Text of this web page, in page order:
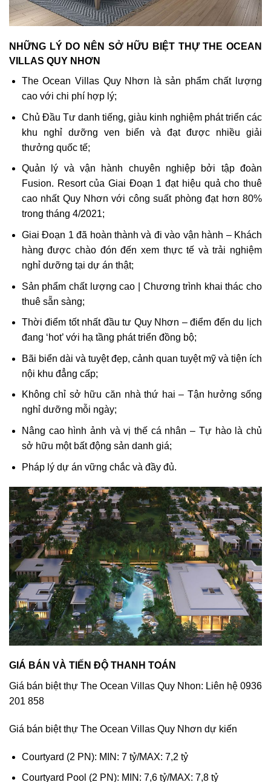
NHỮNG LÝ DO NÊN SỞ HỮU BIỆT THỰ THE OCEAN
VILLAS QUY NHƠN
The Ocean Villas Quy Nhơn là sản phẩm chất lượng
cao với chi phí hợp lý;
Chủ Đầu Tư danh tiếng, giàu kinh nghiệm phát triển các
khu nghỉ dưỡng ven biển và đạt được nhiều giải
thưởng quốc tế;
Quản lý và vận hành chuyên nghiệp bởi tập đoàn
Fusion. Resort của Giai Đoạn 1 đạt hiệu quả cho thuê
cao nhất Quy Nhơn với công suất phòng đạt hơn 80%
trong tháng 4/2021;
Giai Đoạn 1 đã hoàn thành và đi vào vận hành – Khách
hàng được chào đón đến xem thực tế và trải nghiệm
nghỉ dưỡng tại dự án thật;
Sản phẩm chất lượng cao | Chương trình khai thác cho
thuê sẵn sàng;
Thời điểm tốt nhất đầu tư Quy Nhơn – điểm đến du lịch
đang ‘hot’ với hạ tầng phát triển đồng bộ;
Bãi biển dài và tuyệt đẹp, cảnh quan tuyệt mỹ và tiện ích
nội khu đẳng cấp;
Không chỉ sở hữu căn nhà thứ hai – Tận hưởng sống
nghỉ dưỡng mỗi ngày;
Nâng cao hình ảnh và vị thế cá nhân – Tự hào là chủ
sở hữu một bất động sản danh giá;
Pháp lý dự án vững chắc và đầy đủ.
GIÁ BÁN VÀ TIẾN ĐỘ THANH TOÁN
Giá bán biệt thự The Ocean Villas Quy Nhon: Liên hệ 0936
201 858
Giá bán biệt thự The Ocean Villas Quy Nhơn dự kiến
Courtyard (2 PN): MIN: 7 tỷ/MAX: 7,2 tỷ
Courtyard Pool (2 PN): MIN: 7,6 tỷ/MAX: 7,8 tỷ